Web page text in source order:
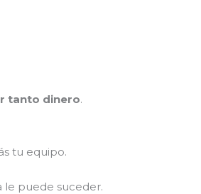
tanto dinero.
tu equipo.
le puede suceder.